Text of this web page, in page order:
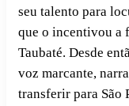
seu talento para
que o incentivou a
Taubaté. Desde
voz marcante,
transferir para São